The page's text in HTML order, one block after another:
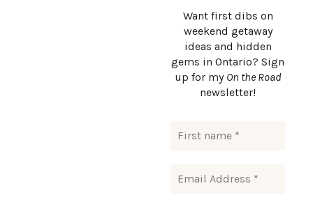
© Copyright 2024. Msurlaroute. Tous droits réservés.
Want first dibs on
weekend getaway
ideas and hidden
gems in Ontario? Sign
up for my On the Road
newsletter!